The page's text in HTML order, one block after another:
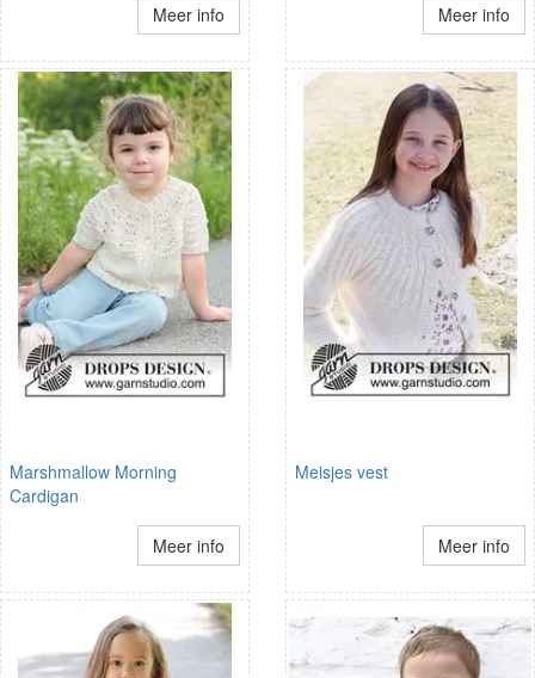
Meer info Meer info
Marshmallow Morning
Cardigan
Meer info
Meisjes vest
Meer info